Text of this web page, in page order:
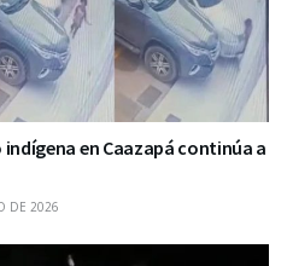
en Caazapá continúa a
DE 2026